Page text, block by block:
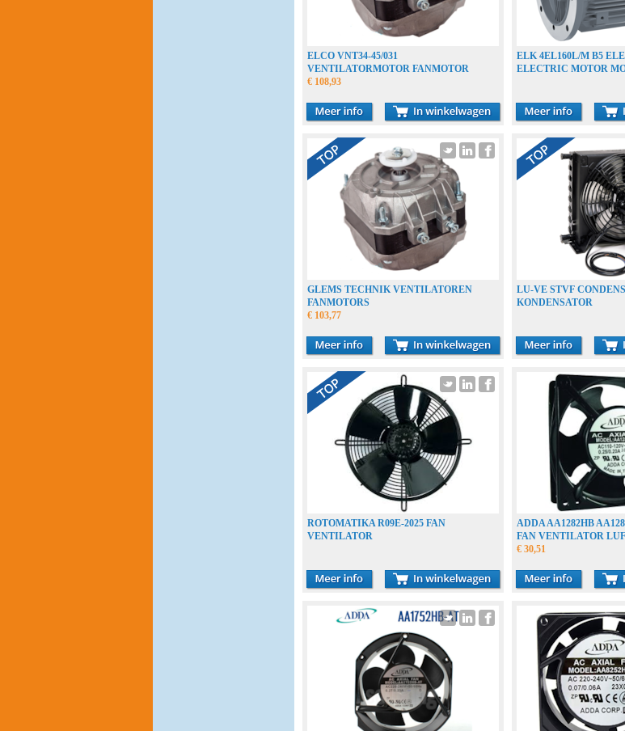
ELCO VNT34-45/031
VENTILATORMOTOR FANMOTOR
€ 108,93
ELK 4EL160L/M B5
ELECTRIC MOTOR
GLEMS TECHNIK VENTILATOREN
FANMOTORS
€ 103,77
LU-VE STVF
KONDENSATOR
ROTOMATIKA R09E-2025 FAN
VENTILATOR
ADDA AA1282HB
FAN VENTILATOR
€ 30,51